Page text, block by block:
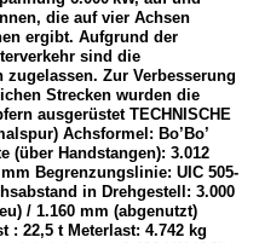
die auf vier Achsen
ergibt. Aufgrund der
sind die
Zur Verbesserung
Strecken wurden die
ausgerüstet TECHNISCHE
Achsformel: Bo’Bo’
(über Handstangen): 3.012
Begrenzungslinie: UIC 505-
in Drehgestell: 3.000
/ 1.160 mm (abgenutzt)
: 22,5 t Meterlast: 4.742 kg